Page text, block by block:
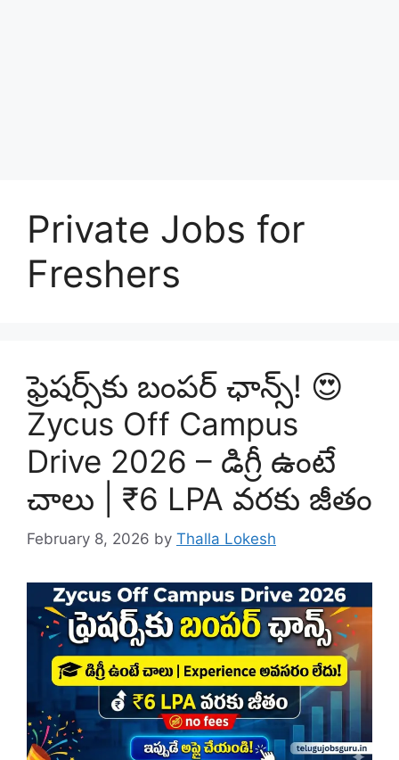
Private Jobs for
Freshers
ఫ్రెషర్స్‌కు బంపర్ ఛాన్స్! 😍
Zycus Off Campus
Drive 2026 – డిగ్రీ ఉంటే
చాలు | ₹6 LPA వరకు జీతం
February 8, 2026 by Thalla Lokesh